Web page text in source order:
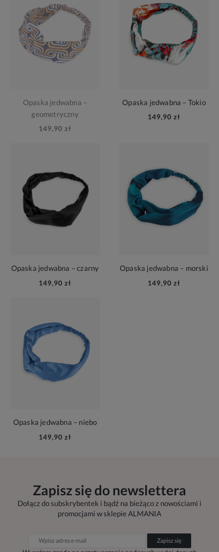
Opaska jedwabna –
geometryczny
149,90 zł
Opaska jedwabna – Tokio
149,90 zł
Opaska jedwabna – czarny
149,90 zł
Opaska jedwabna – morski
149,90 zł
Opaska jedwabna – niebo
149,90 zł
Zapisz się do newslettera
Dołącz do subskrybentek i bądź na bieżąco z nowościami i
promocjami w sklepie ALMANIA
Zapisz się